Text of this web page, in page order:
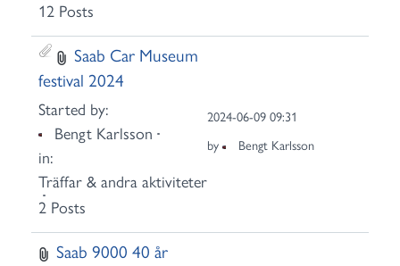
12 Posts
Saab Car Museum
festival 2024
Started by:
Bengt Karlsson
in:
Träffar & andra aktiviteter
2 Posts
2024-06-09 09:31
by
Bengt Karlsson
Saab 9000 40 år